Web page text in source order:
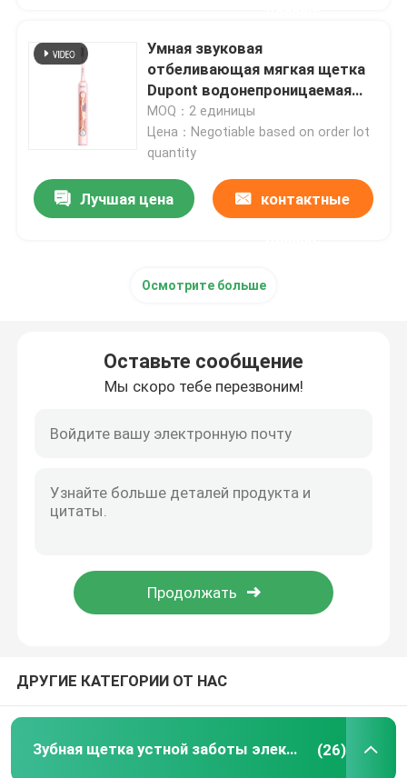
перезаряжаемые электрическая зубная щетка
Взрослая электрическая зубная щетка
Зубная щетка детей электрическая
Звуковая электрическая зубная щетка
Умная электрическая зубная щетка
Умная звуковая
отбеливающая мягкая щетка
Dupont водонепроницаемая
IPX7 перезаряжаемая тихая
электрическая зубная щетка
MOQ：2 единицы
Цена：Negotiable based on order lot
quantity
Лучшая цена контактные
Осмотрите больше
Оставьте сообщение
Мы скоро тебе перезвоним!
ДРУГИЕ КАТЕГОРИИ ОТ НАС
Зубная щетка устной заботы электрическая (26)